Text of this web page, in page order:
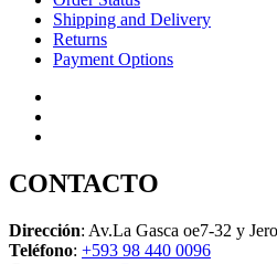
Shipping and Delivery
Returns
Payment Options
CONTACTO
Dirección: Av.La Gasca oe7-32 y
Teléfono: +593 98 440 0096